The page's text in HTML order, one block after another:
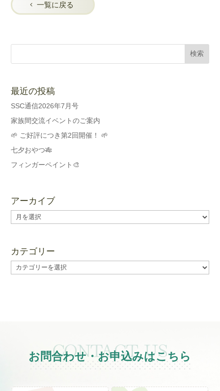
一覧に戻る
最近の投稿
SSC通信2026年7月号
家族間交流イベントのご案内
🌱 ご好評につき第2回開催！ 🌱
七夕おやつ🎋
フィンガーペイント🎨
アーカイブ
ア
ー
イ
ブ
カテゴリー
カ
テ
お問合わせ・お申込みはこちら